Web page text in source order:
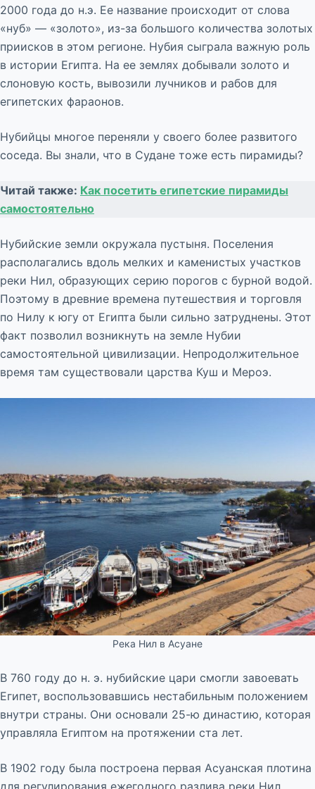
2000 года до н.э. Ее название происходит от слова
«нуб» — «золото», из-за большого количества золотых
приисков в этом регионе. Нубия сыграла важную роль
в истории Египта. На ее землях добывали золото и
слоновую кость, вывозили лучников и рабов для
египетских фараонов.
Нубийцы многое переняли у своего более развитого
соседа. Вы знали, что в Судане тоже есть пирамиды?
Читай также: Как посетить египетские пирамиды
самостоятельно
Нубийские земли окружала пустыня. Поселения
располагались вдоль мелких и каменистых участков
реки Нил, образующих серию порогов с бурной водой.
Поэтому в древние времена путешествия и торговля
по Нилу к югу от Египта были сильно затруднены. Этот
факт позволил возникнуть на земле Нубии
самостоятельной цивилизации. Непродолжительное
время там существовали царства Куш и Мероэ.
Река Нил в Асуане
В 760 году до н. э. нубийские цари смогли завоевать
Египет, воспользовавшись нестабильным положением
внутри страны. Они основали 25-ю династию, которая
управляла Египтом на протяжении ста лет.
В 1902 году была построена первая Асуанская плотина